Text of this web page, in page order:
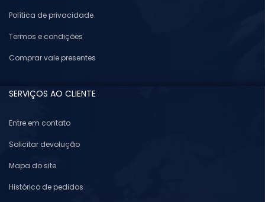
Política de privacidade
Termos e condições
Comprar vale presentes
SERVIÇOS AO CLIENTE
Entre em contato
Solicitar devolução
Mapa do site
Histórico de pedidos